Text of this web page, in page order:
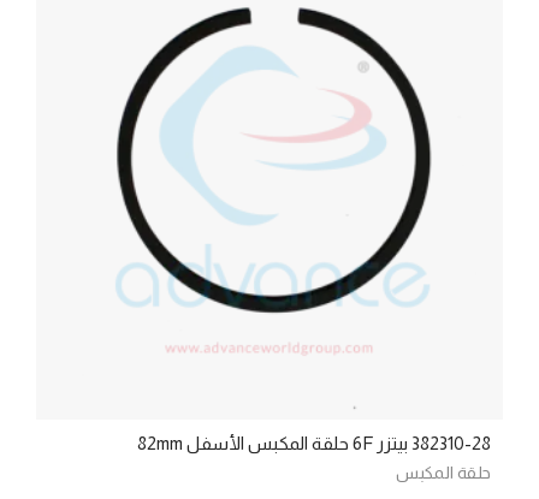
382310-28 بيتزر 6F حلقة المكبس الأسفل 82mm
حلقة المكبس